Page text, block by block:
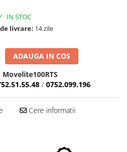
IN STOC
livrare: 14 zile
ADAUGA IN COS
Movelite100RTS
/ 0752.099.196
Cere informatii